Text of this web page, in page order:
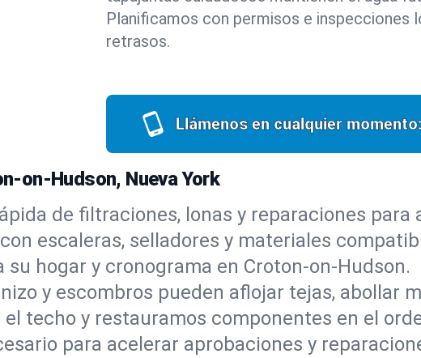
Planificamos con permisos e inspecciones
retrasos.
Llámenos en cualquier momento:
on-Hudson, Nueva York
de filtraciones, lonas y reparaciones para
escaleras, selladores y materiales
hogar y cronograma en Croton-on-Hudson.
y escombros pueden aflojar tejas, abollar
techo y restauramos componentes en el
para acelerar aprobaciones y